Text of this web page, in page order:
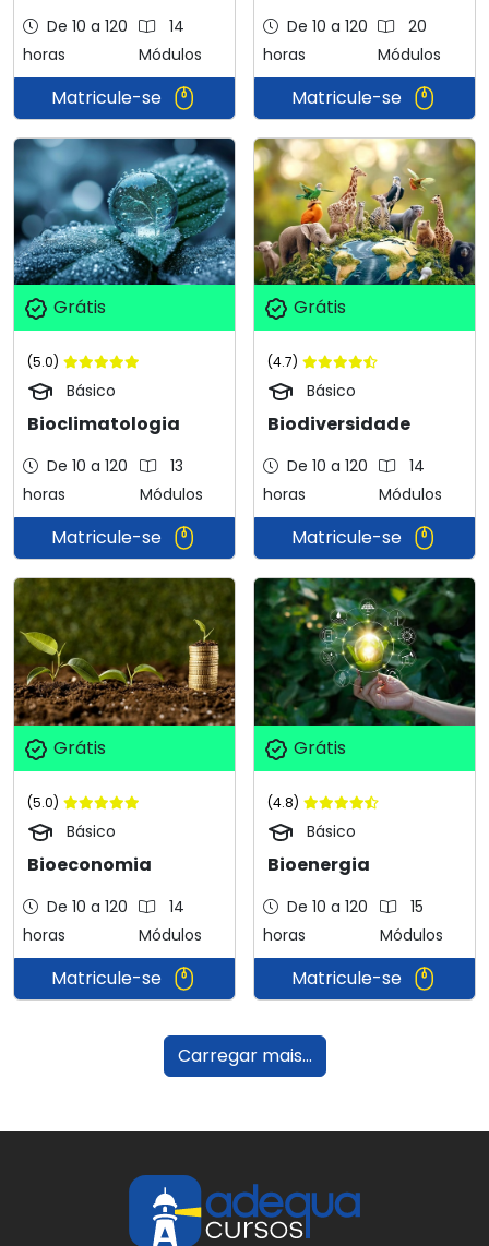
De 10 a 120
horas
14
Módulos
Matricule-se
De 10 a 120
horas
20
Módulos
Matricule-se
Grátis
(5.0)
Básico
Bioclimatologia
De 10 a 120
horas
13
Módulos
Matricule-se
Grátis
(4.7)
Básico
Biodiversidade
De 10 a 120
horas
14
Módulos
Matricule-se
Grátis
(5.0)
Básico
Bioeconomia
De 10 a 120
horas
14
Módulos
Matricule-se
Grátis
(4.8)
Básico
Bioenergia
De 10 a 120
horas
15
Módulos
Matricule-se
Carregar mais...